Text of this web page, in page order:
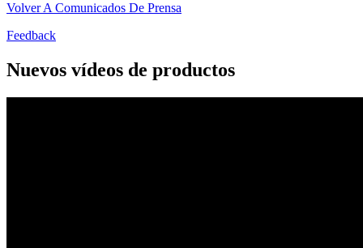
Volver A Comunicados De Prensa
Feedback
Nuevos vídeos de productos